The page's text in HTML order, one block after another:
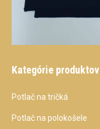
Kategórie produktov
Potlač na tričká
Potlač na polokošele